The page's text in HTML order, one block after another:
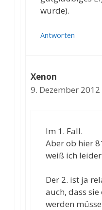
wurde).
Antworten
Xenon
9. Dezember
Im 1. Fall.
Aber ob hier
weiß ich
Der 2. ist ja
auch, dass
werden